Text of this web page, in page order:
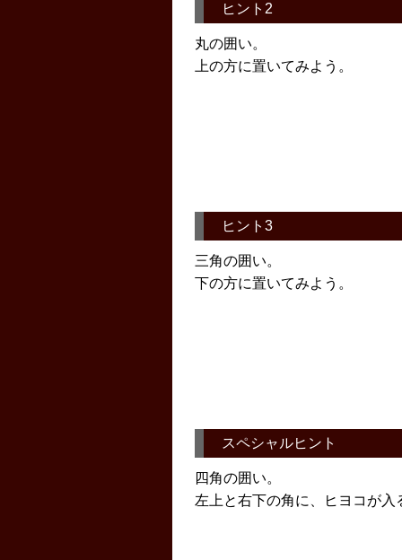
ヒント2
丸の囲い。
上の方に置いてみよう。
ヒント3
三角の囲い。
下の方に置いてみよう。
スペシャルヒント
四角の囲い。
左上と右下の角に、ヒヨコが入